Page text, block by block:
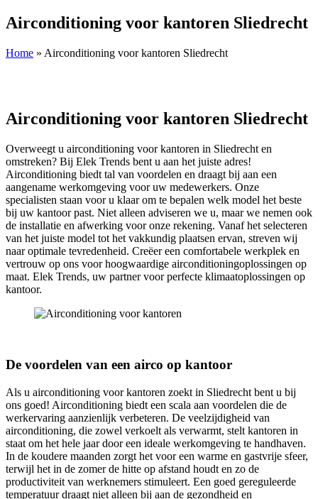
Airconditioning voor kantoren Sliedrecht
Home » Airconditioning voor kantoren Sliedrecht
Airconditioning voor kantoren Sliedrecht
Overweegt u airconditioning voor kantoren in Sliedrecht en
omstreken? Bij Elek Trends bent u aan het juiste adres!
Airconditioning biedt tal van voordelen en draagt bij aan een
aangename werkomgeving voor uw medewerkers. Onze
specialisten staan voor u klaar om te bepalen welk model het beste
bij uw kantoor past. Niet alleen adviseren we u, maar we nemen ook
de installatie en afwerking voor onze rekening. Vanaf het selecteren
van het juiste model tot het vakkundig plaatsen ervan, streven wij
naar optimale tevredenheid. Creëer een comfortabele werkplek en
vertrouw op ons voor hoogwaardige airconditioningoplossingen op
maat. Elek Trends, uw partner voor perfecte klimaatoplossingen op
kantoor.
De voordelen van een airco op kantoor
Als u airconditioning voor kantoren zoekt in Sliedrecht bent u bij
ons goed! Airconditioning biedt een scala aan voordelen die de
werkervaring aanzienlijk verbeteren. De veelzijdigheid van
airconditioning, die zowel verkoelt als verwarmt, stelt kantoren in
staat om het hele jaar door een ideale werkomgeving te handhaven.
In de koudere maanden zorgt het voor een warme en gastvrije sfeer,
terwijl het in de zomer de hitte op afstand houdt en zo de
productiviteit van werknemers stimuleert. Een goed gereguleerde
temperatuur draagt niet alleen bij aan de gezondheid en